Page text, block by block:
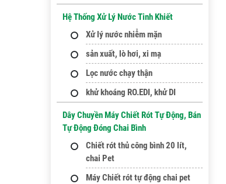
Hệ Thống Xử Lý Nước Tinh Khiết
Xử lý nước nhiễm mặn
sản xuất, lò hơi, xi mạ
Lọc nước chạy thận
khử khoáng RO.EDI, khử DI
Dây Chuyền Máy Chiết Rót Tự Động, Bán
Tự Động Đóng Chai Bình
Chiết rót thủ công bình 20 lít,
chai Pet
Máy Chiết rót tự động chai pet